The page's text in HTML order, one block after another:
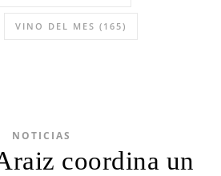
VINO DEL MES (165)
NOTICIAS
coordina un